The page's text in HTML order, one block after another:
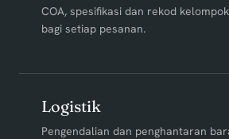
COA, spesifikasi dan rekod
bagi setiap pesanan.
Logistik
Pengendalian dan penghantaran